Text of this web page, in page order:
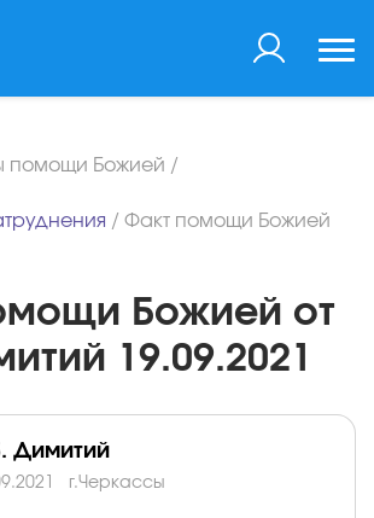
помощи Божией /
/ Факт помощи Божией
Божией от
19.09.2021
Димитий
г.Черкассы